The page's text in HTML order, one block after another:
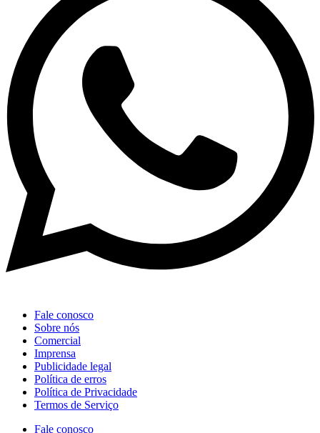
Fale conosco
Sobre nós
Comercial
Imprensa
Publicidade legal
Política de erros
Política de Privacidade
Termos de Serviço
Fale conosco